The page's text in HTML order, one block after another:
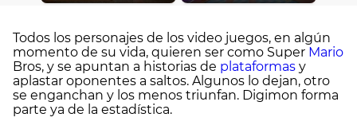
Todos los personajes de los video juegos, en algún
momento de su vida, quieren ser como Super Mario
Bros, y se apuntan a historias de plataformas y
aplastar oponentes a saltos. Algunos lo dejan, otro
se enganchan y los menos triunfan. Digimon forma
parte ya de la estadística.